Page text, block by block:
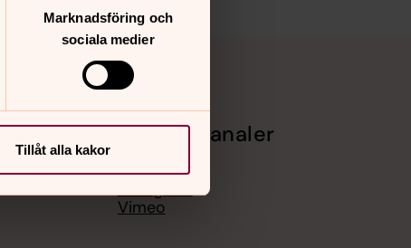
Marknadsföring och
sociala medier
Tillåt alla kakor
Sociala kanaler
Facebook
Instagram
Vimeo